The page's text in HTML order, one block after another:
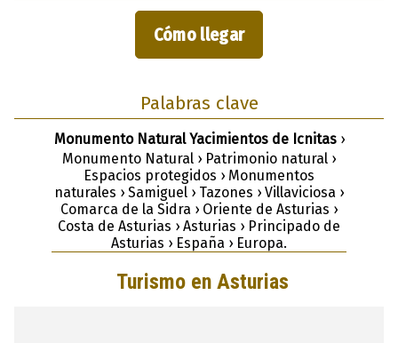
Cómo llegar
Palabras clave
Monumento Natural Yacimientos de Icnitas›
Monumento Natural › Patrimonio natural ›
Espacios protegidos › Monumentos
naturales › Samiguel › Tazones › Villaviciosa ›
Comarca de la Sidra › Oriente de Asturias ›
Costa de Asturias › Asturias › Principado de
Asturias › España › Europa.